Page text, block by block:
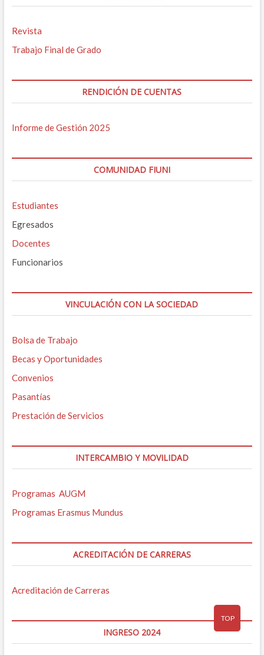
Revista
Trabajo Final de Grado
RENDICIÓN DE CUENTAS
Informe de Gestión 2025
COMUNIDAD FIUNI
Estudiantes
Egresados
Docentes
Funcionarios
VINCULACIÓN CON LA SOCIEDAD
Bolsa de Trabajo
Becas y Oportunidades
Convenios
Pasantías
Prestación de Servicios
INTERCAMBIO Y MOVILIDAD
Programas AUGM
Programas Erasmus Mundus
ACREDITACIÓN DE CARRERAS
Acreditación de Carreras
INGRESO 2024
TOP